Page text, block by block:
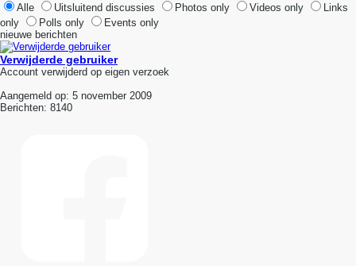
Alle
Uitsluitend discussies Photos only Videos only
Links
only
Polls only
Events only
nieuwe berichten
Verwijderde gebruiker
Account verwijderd op eigen verzoek
Aangemeld op: 5 november 2009
Berichten: 8140